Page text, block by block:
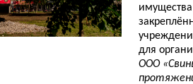
для
ООО